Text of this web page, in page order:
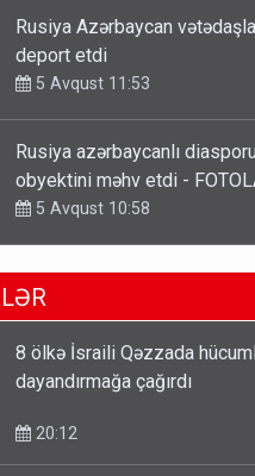
Rusiya azərbaycanlı
obyektini məhv etdi -
5 Avqust 10:58
Bu tarixdən HAVALAR
İSTİLƏR BİTİR
4 Avqust 22:04
ŞOK! David Seliverstov
qaçdı
gedə biləcəksiniz - SİYAHI
8 ölkə İsraili Qəzzada
dayandırmağa çağırdı
20:12